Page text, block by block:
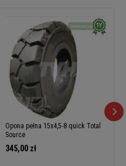
Opona pełna 15x4,5-8 quick Total
Source
345,00 zł